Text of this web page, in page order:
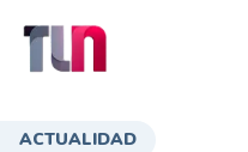
ACTUALIDAD